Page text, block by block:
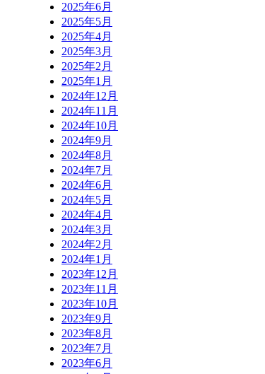
2025年6月
2025年5月
2025年4月
2025年3月
2025年2月
2025年1月
2024年12月
2024年11月
2024年10月
2024年9月
2024年8月
2024年7月
2024年6月
2024年5月
2024年4月
2024年3月
2024年2月
2024年1月
2023年12月
2023年11月
2023年10月
2023年9月
2023年8月
2023年7月
2023年6月